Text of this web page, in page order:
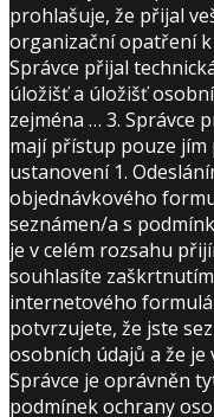
prohlašuje, že přijal
organizační opatření k
Správce přijal
úložišť a úložišť
zejména … 3. Správce
mají přístup pouze jím
ustanovení 1.
objednávkového
seznámen/a s
je v celém rozsahu
souhlasíte
internetového
potvrzujete, že jste
osobních údajů a že je
Správce je oprávněn
podmínek ochrany